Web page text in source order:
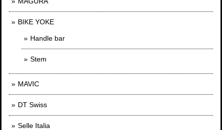
BIKE YOKE
Handle bar
Stem
MAVIC
DT Swiss
Selle Italia